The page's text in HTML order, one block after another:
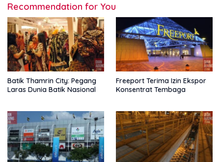
Recommendation for You
Batik Thamrin City: Pegang
Laras Dunia Batik Nasional
Freeport Terima Izin Ekspor
Konsentrat Tembaga